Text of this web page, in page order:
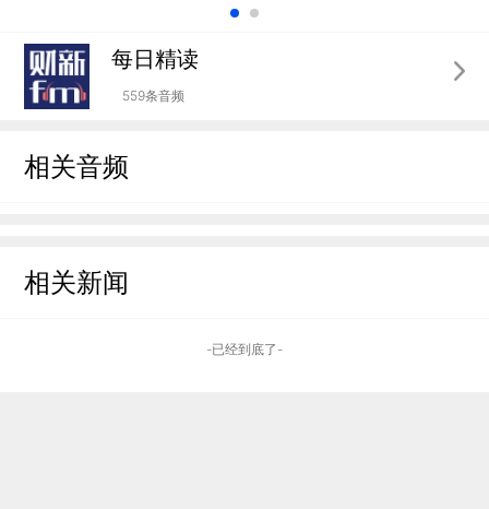
每日精读
559条音频
相关音频
相关新闻
-已经到底了-